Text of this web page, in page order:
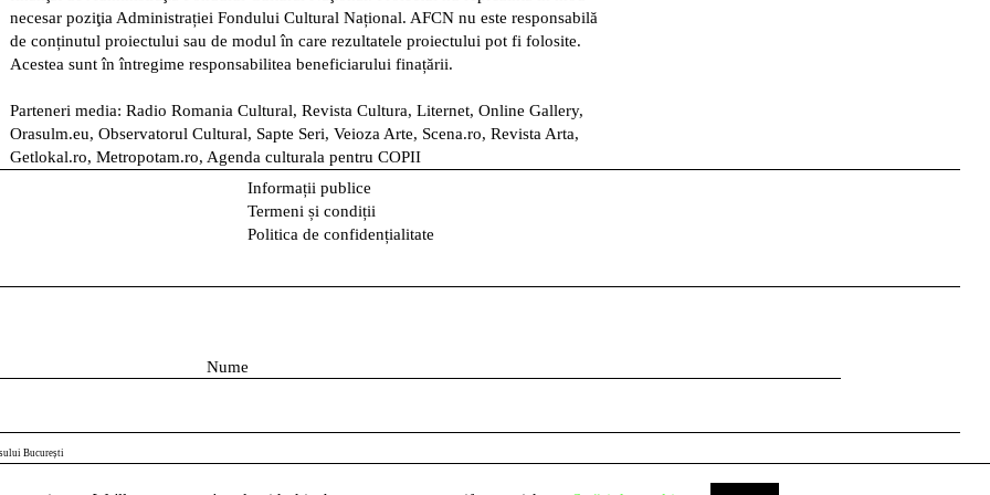
necesar poziţia Administrației Fondului Cultural Național. AFCN nu este responsabilă
de conținutul proiectului sau de modul în care rezultatele proiectului pot fi folosite.
Acestea sunt în întregime responsabilitea beneficiarului finațării.
Parteneri media: Radio Romania Cultural, Revista Cultura, Liternet, Online Gallery,
Orasulm.eu, Observatorul Cultural, Sapte Seri, Veioza Arte, Scena.ro, Revista Arta,
Getlokal.ro, Metropotam.ro, Agenda culturala pentru COPII
Informații publice
Termeni și condiții
Politica de confidențialitate
N
e
București